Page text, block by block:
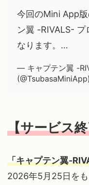
今回のMini App
ン翼 -RIVALS- プ
なります。…
— キャプテン翼 -
(@TsubasaMiniApp)
【サービス
「キャプテン翼-
2026年5月25日を